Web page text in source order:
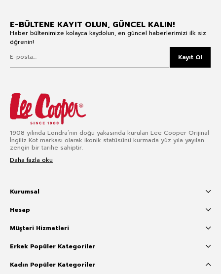
E-BÜLTENE KAYIT OLUN, GÜNCEL KALIN!
Haber bültenimize kolayca kaydolun, en güncel haberlerimizi ilk siz
öğrenin!
Kayıt Ol
1908 yılında Londra’nın doğu yakasında kurulan Lee Cooper Orijinal
İngiliz Kot markası olarak ikonik statüsünü kurmada yüz yıla yayılan
zengin bir tarihe sahiptir.
Daha fazla oku
Kurumsal
Hesap
Müşteri Hizmetleri
Erkek Popüler Kategoriler
Kadın Popüler Kategoriler